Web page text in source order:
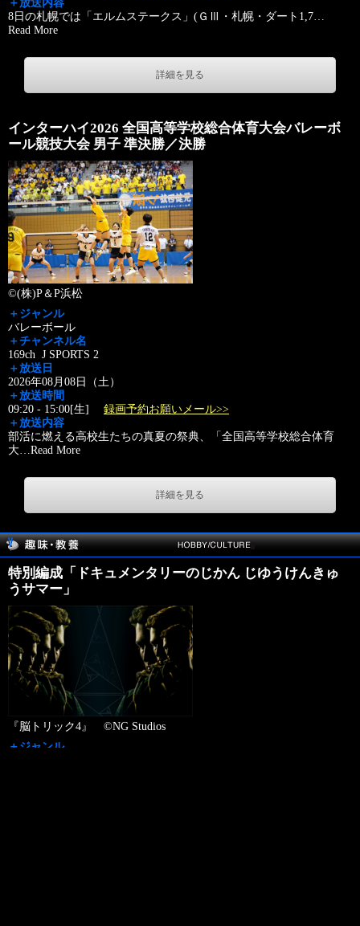
＋放送内容
8日の札幌では「エルムステークス」(ＧⅢ・札幌・ダート1,7…
Read More
詳細を見る
インターハイ2026 全国高等学校総合体育大会バレーボ
ール競技大会 男子 準決勝／決勝
©(株)P＆P浜松
＋ジャンル
バレーボール
＋チャンネル名
169ch J SPORTS 2
＋放送日
2026年08月08日（土）
＋放送時間
09:20 - 15:00[生] 録画予約お願いメール>>
＋放送内容
部活に燃える高校生たちの真夏の祭典、「全国高等学校総合体育
大…Read More
詳細を見る
特別編成「ドキュメンタリーのじかん じゆうけんきゅ
うサマー」
『脳トリック4』 ©NG Studios
＋ジャンル